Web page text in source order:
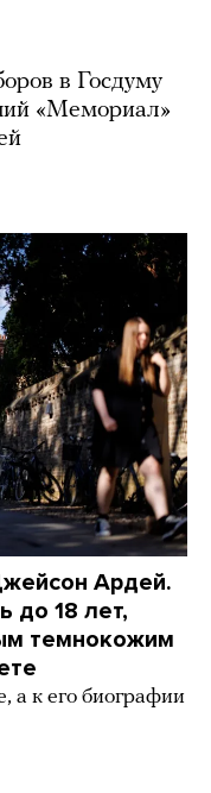
в Госдуму
«Мемориал»
Ардей.
до 18 лет,
темнокожим
а к его биографии